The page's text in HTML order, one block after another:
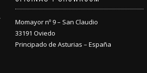
Momayor nº 9 – San Claudio
33191 Oviedo
Principado de Asturias – España